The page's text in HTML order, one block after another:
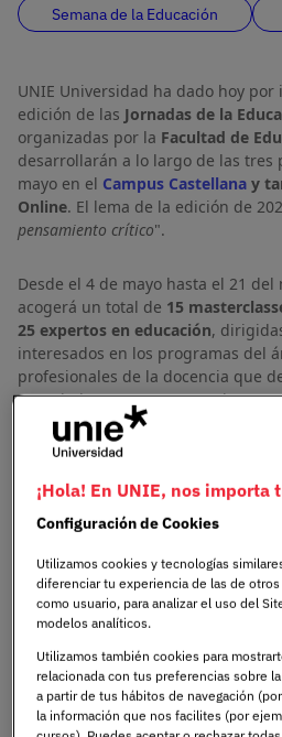
Semana de la Educación
UNIE Universidad ha dado hoy
edición de las Jornadas de la
organizadas por la Facultad de
desarrollarán a lo largo de las tres
mayo en el Campus Castellana y
Online. El lema de la edición de
pensamiento crítico".
Desde el 4 de mayo hasta el 21
acogerá un total de 15
25 expertos en educación,
interesados en los programas del
profesionales de la docencia que
conocimientos y competencias.
Imagen
¡Hola! En UNIE, nos importa
Configuración de Cookies
Utilizamos cookies y tecnologías
diferenciar tu experiencia de las de
como usuario, para analizar el uso del
modelos analíticos.
Utilizamos también cookies para
relacionada con tus preferencias sobre
a partir de tus hábitos de navegación
la información que nos facilites (por